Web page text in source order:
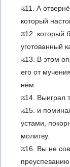
11. А
который
12. который
уготованный
13. В этом
его от
нём.
14. Выиграл
15. и
устами,
молитву.
16. Вы не